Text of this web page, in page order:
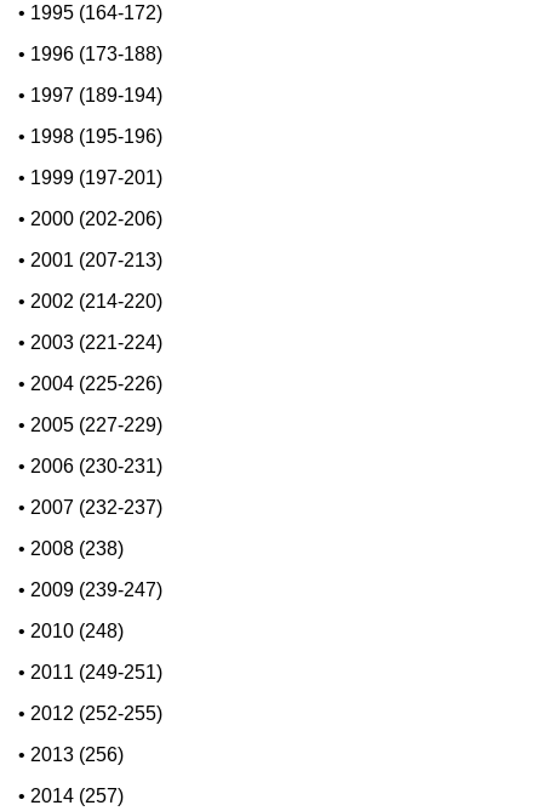
• 1995 (164-172)
• 1996 (173-188)
• 1997 (189-194)
• 1998 (195-196)
• 1999 (197-201)
• 2000 (202-206)
• 2001 (207-213)
• 2002 (214-220)
• 2003 (221-224)
• 2004 (225-226)
• 2005 (227-229)
• 2006 (230-231)
• 2007 (232-237)
• 2008 (238)
• 2009 (239-247)
• 2010 (248)
• 2011 (249-251)
• 2012 (252-255)
• 2013 (256)
• 2014 (257)